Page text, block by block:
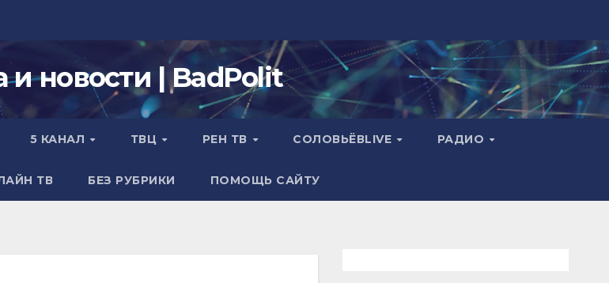
и новости | BadPolit
5 КАНАЛ ТВЦ РЕН ТВ СОЛОВЬЁВLIVE РАДИО
ТВ БЕЗ РУБРИКИ ПОМОЩЬ САЙТУ